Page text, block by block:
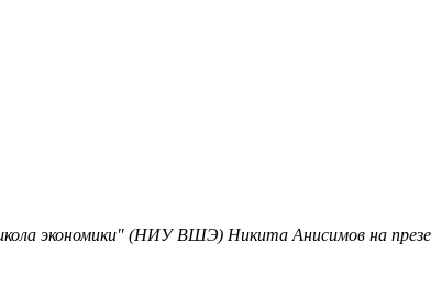
экономики" (НИУ ВШЭ) Никита Анисимов на